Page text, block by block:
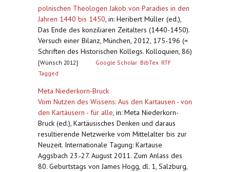
polnischen Theologen Jakob von Paradies in den
Jahren 1440 bis 1450, in: Heribert Müller (ed.),
Das Ende des konziliaren Zeitalters (1440-1450).
Versuch einer Bilanz, München, 2012, 175-196 (=
Schriften des Historischen Kollegs. Kolloquien, 86)
[Wünsch 2012] Google Scholar BibTex RTF
Tagged
Meta Niederkorn-Bruck
Vom Nutzen des Wissens: Aus den Kartausen - von
den Kartäusern - für alle, in: Meta Niederkorn-
Bruck (ed.), Kartäusisches Denken und daraus
resultierende Netzwerke vom Mittelalter bis zur
Neuzeit. Internationale Tagung: Kartause
Aggsbach 23.-27. August 2011. Zum Anlass des
80. Geburtstags von James Hogg, dl. 1, Salzburg,